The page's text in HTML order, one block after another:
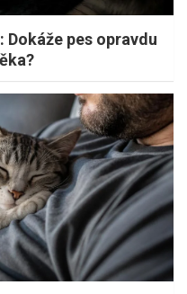
Dokáže pes opravdu